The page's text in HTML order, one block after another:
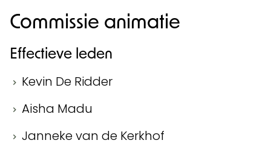
Commissie animatie
Effectieve leden
Kevin De Ridder
Aisha Madu
Janneke van de Kerkhof